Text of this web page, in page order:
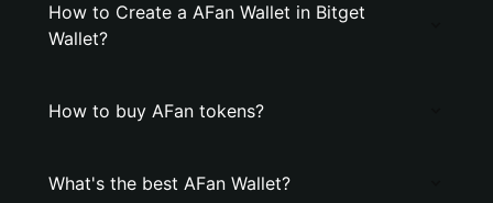
How to Create a AFan Wallet in Bitget
Wallet?
How to buy AFan tokens?
What's the best AFan Wallet?